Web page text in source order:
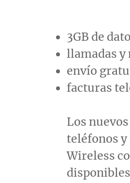
3GB de
llamadas y
envío
facturas
Los
teléfonos
Wireless